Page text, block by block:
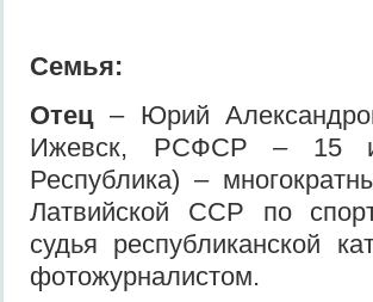
Семья:
Отец – Юрий
Ижевск, РСФСР – 15
Республика) –
Латвийской ССР по
судья республиканской
фотожурналистом.